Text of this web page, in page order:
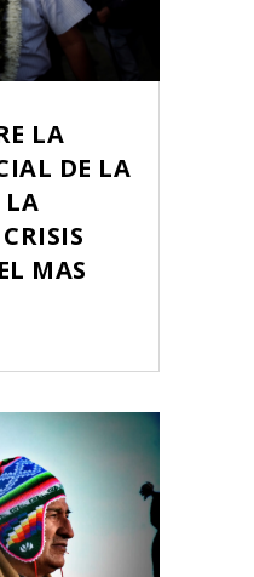
LA
DE LA
LA
MAS